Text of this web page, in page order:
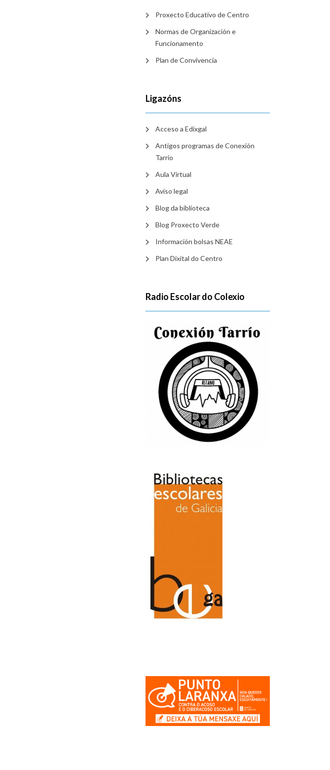
Proxecto Educativo de Centro
Normas de Organización e
Funcionamento
Plan de Convivencia
Ligazóns
Acceso a Edixgal
Antigos programas de Conexión
Tarrio
Aula Virtual
Aviso legal
Blog da biblioteca
Blog Proxecto Verde
Información bolsas NEAE
Plan Dixital do Centro
Radio Escolar do Colexio